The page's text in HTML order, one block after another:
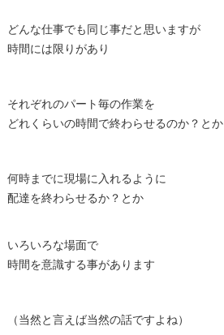
どんな仕事でも同じ事だと思いますが
時間には限りがあり
それぞれのパート毎の作業を
どれくらいの時間で終わらせるのか？とか
何時までに現場に入れるように
配達を終わらせるか？とか
いろいろな場面で
時間を意識する事があります
（当然と言えば当然の話ですよね）